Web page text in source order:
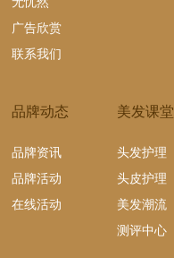
广告欣赏
联系我们
品牌动态
品牌资讯
品牌活动
在线活动
美发课堂
头发护理
头皮护理
美发潮流
测评中心